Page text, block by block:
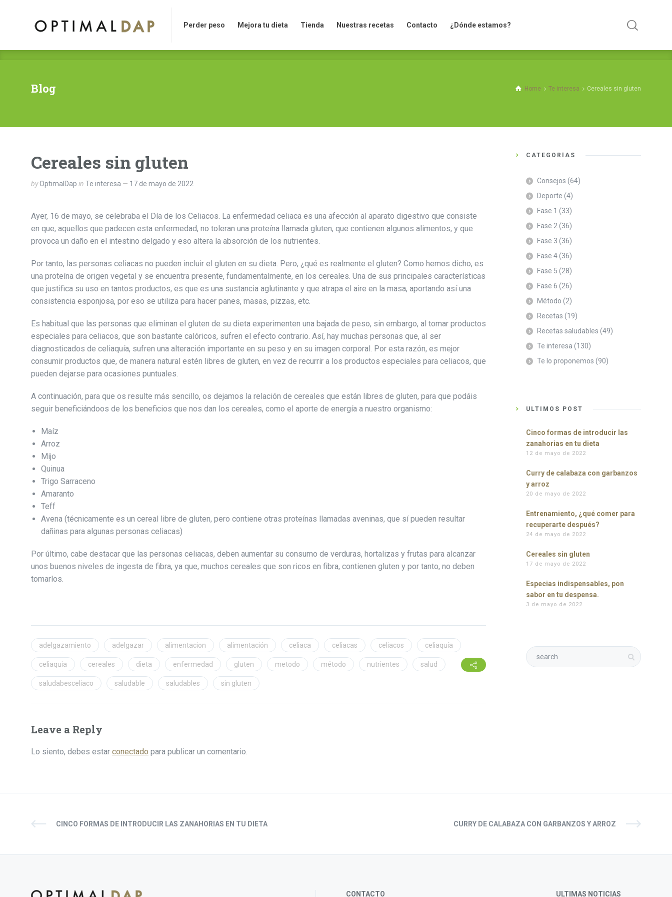
Perder peso Mejora tu dieta Tienda Nuestras recetas Contacto ¿Dónde estamos?
Blog Home Te interesa Cereales sin gluten
Cereales sin gluten
byOptimalDap in Te interesa 17 de mayo de 2022
Ayer, 16 de mayo, se celebraba el Día de los Celiacos. La enfermedad celiaca es una afección al aparato digestivo que consiste
en que, aquellos que padecen esta enfermedad, no toleran una proteína llamada gluten, que contienen algunos alimentos, y que
provoca un daño en el intestino delgado y eso altera la absorción de los nutrientes.
Por tanto, las personas celiacas no pueden incluir el gluten en su dieta. Pero, ¿qué es realmente el gluten? Como hemos dicho, es
una proteína de origen vegetal y se encuentra presente, fundamentalmente, en los cereales. Una de sus principales características
que justifica su uso en tantos productos, es que es una sustancia aglutinante y que atrapa el aire en la masa, aportando así una
consistencia esponjosa, por eso se utiliza para hacer panes, masas, pizzas, etc.
Es habitual que las personas que eliminan el gluten de su dieta experimenten una bajada de peso, sin embargo, al tomar productos
especiales para celiacos, que son bastante calóricos, sufren el efecto contrario. Así, hay muchas personas que, al ser
diagnosticados de celiaquía, sufren una alteración importante en su peso y en su imagen corporal. Por esta razón, es mejor
consumir productos que, de manera natural estén libres de gluten, en vez de recurrir a los productos especiales para celiacos, que
pueden dejarse para ocasiones puntuales.
A continuación, para que os resulte más sencillo, os dejamos la relación de cereales que están libres de gluten, para que podáis
seguir beneficiándoos de los beneficios que nos dan los cereales, como el aporte de energía a nuestro organismo:
Maíz
Arroz
Mijo
Quinua
Trigo Sarraceno
Amaranto
Teff
Avena (técnicamente es un cereal libre de gluten, pero contiene otras proteínas llamadas aveninas, que sí pueden resultar
dañinas para algunas personas celiacas)
Por último, cabe destacar que las personas celiacas, deben aumentar su consumo de verduras, hortalizas y frutas para alcanzar
unos buenos niveles de ingesta de fibra, ya que, muchos cereales que son ricos en fibra, contienen gluten y por tanto, no deben
tomarlos.
adelgazamiento adelgazar alimentacion alimentación celiaca celiacas celiacos celiaquía
celiaquia cereales dieta enfermedad gluten metodo método nutrientes salud
saludabesceliaco saludable saludables sin gluten
Leave a Reply
Lo siento, debes estar conectado para publicar un comentario.
CATEGORÍAS
Consejos (64)
Deporte (4)
Fase 1 (33)
Fase 2 (36)
Fase 3 (36)
Fase 4(36)
Fase 5 (28)
Fase 6 (26)
Método (2)
Recetas (19)
Recetas saludables (49)
Te interesa (130)
Te lo proponemos (90)
ÚLTIMOS POST
Cinco formas de introducir las
zanahorias en tu dieta
12 de mayo de 2022
Curry de calabaza con garbanzos
y arroz
20 de mayo de 2022
Entrenamiento, ¿qué comer para
recuperarte después?
24 de mayo de 2022
Cereales sin gluten
17 de mayo de 2022
Especias indispensables, pon
sabor en tu despensa.
3 de mayo de 2022
CINCO FORMAS DE INTRODUCIR LAS ZANAHORIAS EN TU DIETA CURRY DE CALABAZA CON GARBANZOS Y ARROZ
CONTACTO ULTIMAS NOTICIAS